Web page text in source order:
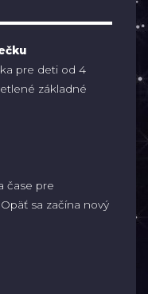
pre deti od 4
základné
čase pre
sa začína nový